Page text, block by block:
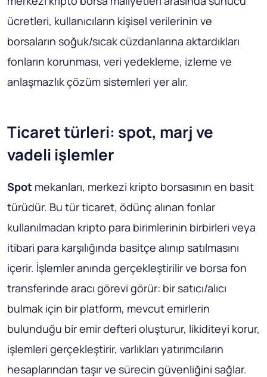
ücretleri, kullanıcıların kişisel verilerinin ve
borsaların soğuk/sıcak cüzdanlarına aktardıkları
fonların korunması, veri yedekleme, izleme ve
anlaşmazlık çözüm sistemleri yer alır.
Ticaret türleri: spot, marj ve
vadeli işlemler
Spot mekanları, merkezi kripto borsasının en basit
türüdür. Bu tür ticaret, ödünç alınan fonlar
kullanılmadan kripto para birimlerinin birbirleri veya
itibari para karşılığında basitçe alınıp satılmasını
içerir. İşlemler anında gerçekleştirilir ve borsa fon
transferinde aracı görevi görür: bir satıcı/alıcı
bulmak için bir platform, mevcut emirlerin
bulunduğu bir emir defteri oluşturur, likiditeyi korur,
işlemleri gerçekleştirir, varlıkları yatırımcıların
hesaplarından taşır ve sürecin güvenliğini sağlar.